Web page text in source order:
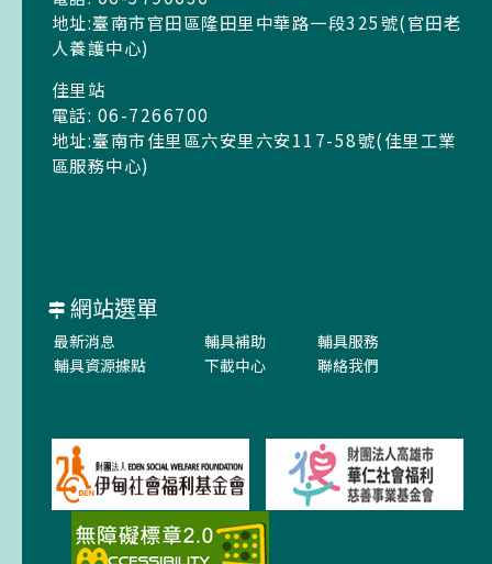
地址:臺南市官田區隆田里中華路一段325號(官田老
人養護中心)
佳里站
電話: 06-7266700
地址:臺南市佳里區六安里六安117-58號(佳里工業
區服務中心)
網站選單
最新消息 輔具補助
輔具服務
輔具資源據點
下載中心 聯絡我們